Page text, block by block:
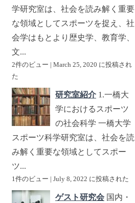
学研究室は、社会を読み解く重要
な領域としてスポーツを捉え、社
会学はもとより歴史学、教育学、
文...
2件のビュー
March 25, 2020 に投稿され
た
研究室紹介 1.一橋大
学におけるスポーツ
の社会科学 一橋大学
スポーツ科学研究室は、社会を読
み解く重要な領域としてスポー
ツ...
1件のビュー July 8, 2022 に投稿された
ゲスト研究会 国内・